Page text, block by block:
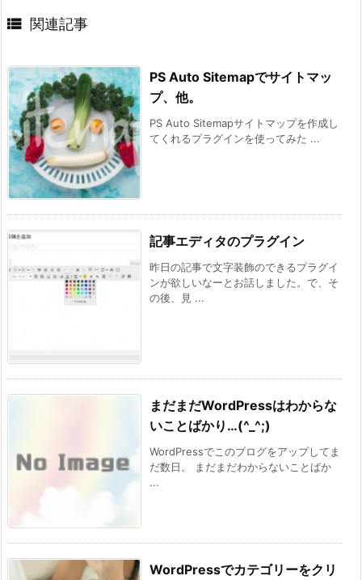
 関連記事
PS Auto Sitemapでサイトマッ
プ、他。
PS Auto Sitemapサイトマップを作成し
てくれるプラグインを使ってみた ...
記事エディタのプラグイン
昨日の記事で文字装飾のできるプラグイ
ンが欲しいなーとお話しました。で、そ
の後、見 ...
まだまだWordPressはわからな
いことばかり…(^_^;)
WordPressでこのブログをアップしてま
だ数日。 まだまだわからないことばか
...
WordPressでカテゴリーをクリ